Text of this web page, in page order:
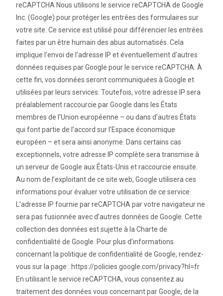
reCAPTCHA Nous utilisons le service reCAPTCHA de Google
Inc. (Google) pour protéger les entrées des formulaires sur
votre site. Ce service est utilisé pour différencier les entrées
faites par un être humain des abus automatisés. Cela
implique l’envoi de l’adresse IP et éventuellement d’autres
données requises par Google pour le service reCAPTCHA. À
cette fin, vos données seront communiquées à Google et
utilisées par leurs services. Toutefois, votre adresse IP sera
préalablement raccourcie par Google dans les États
membres de l’Union européenne – ou dans d’autres États
qui font partie de l’accord sur l’Espace économique
européen – et sera ainsi anonyme. Dans certains cas
exceptionnels, votre adresse IP complète sera transmise à
un serveur de Google aux États-Unis et raccourcie ensuite.
Au nom de l’exploitant de ce site web, Google utilisera ces
informations pour évaluer votre utilisation de ce service.
L’adresse IP fournie par reCAPTCHA par votre navigateur ne
sera pas fusionnée avec d’autres données de Google. Cette
collection des données est sujette à la Charte de
confidentialité de Google. Pour plus d’informations
concernant la politique de confidentialité de Google, rendez-
vous sur la page : https://policies.google.com/privacy?hl=fr
En utilisant le service reCAPTCHA, vous consentez au
traitement des données vous concernant par Google, de la